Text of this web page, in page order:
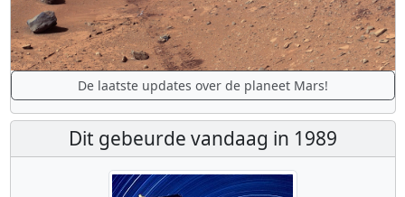
De laatste updates over de planeet Mars!
Dit gebeurde vandaag in 1989